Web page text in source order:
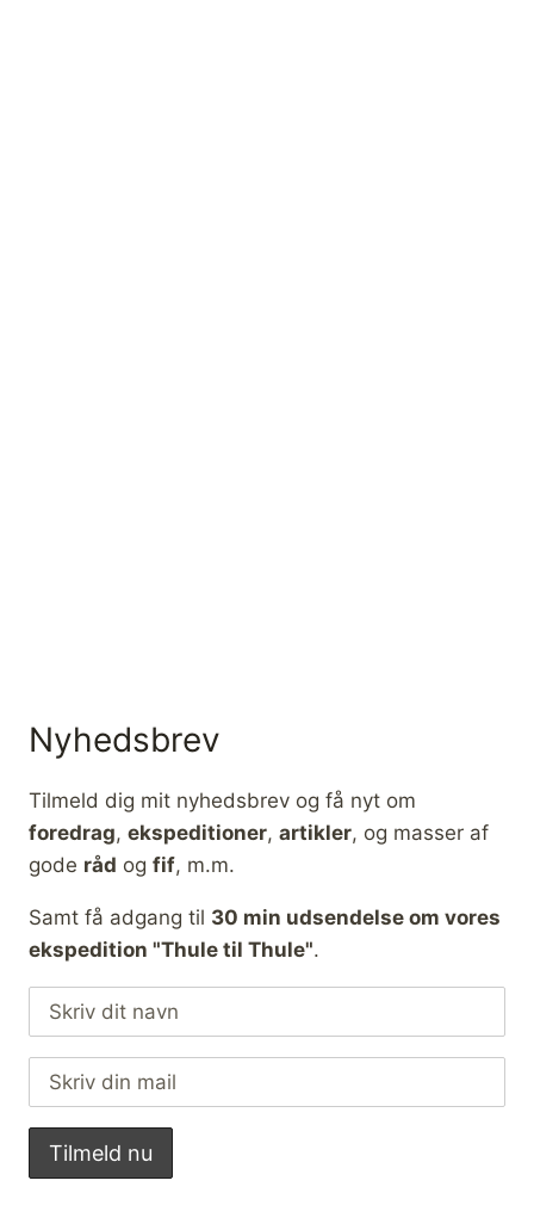
Nyhedsbrev
Tilmeld dig mit nyhedsbrev og få nyt om
foredrag, ekspeditioner, artikler, og masser af
gode råd og fif, m.m.
Samt få adgang til 30 min udsendelse om vores
ekspedition "Thule til Thule".